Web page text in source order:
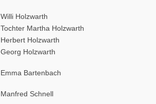
Willi Holzwarth
Tochter Martha Holzwarth
Herbert Holzwarth
Georg Holzwarth
Emma Bartenbach
Manfred Schnell